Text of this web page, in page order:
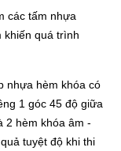
các tấm nhựa
khiến quá trình
nhựa hèm khóa có
1 góc 45 độ giữa
2 hèm khóa âm -
tuyệt độ khi thi